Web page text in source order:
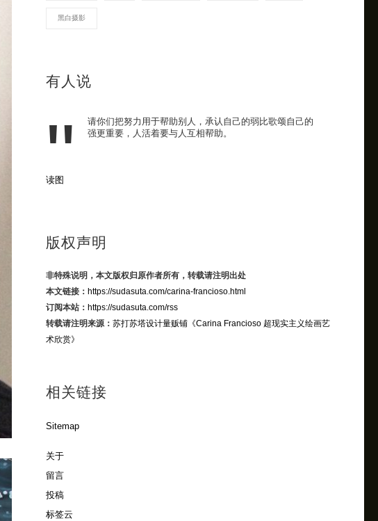
黑白摄影
有人说
请你们把努力用于帮助别人，承认自己的弱比歌颂自己的
强更重要，人活着要与人互相帮助。
读图
版权声明
非特殊说明，本文版权归原作者所有，转载请注明出处
本文链接： https://sudasuta.com/carina-francioso.html
订阅本站： https://sudasuta.com/rss
转载请注明来源： 苏打苏塔设计量贩铺《Carina Francioso 超现实主义绘画艺
术欣赏》
相关链接
Sitemap
关于
留言
投稿
标签云